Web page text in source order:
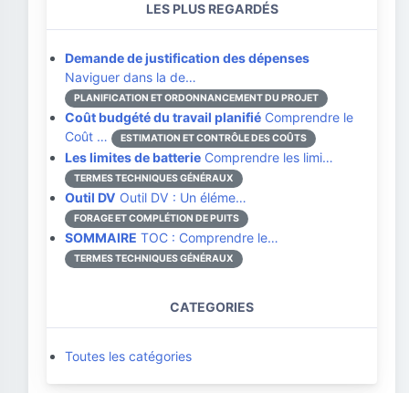
LES PLUS REGARDÉS
Demande de justification des dépenses
Naviguer dans la de…
PLANIFICATION ET ORDONNANCEMENT DU PROJET
Coût budgété du travail planifié Comprendre le
Coût …
ESTIMATION ET CONTRÔLE DES COÛTS
Les limites de batterie Comprendre les limi…
TERMES TECHNIQUES GÉNÉRAUX
Outil DV Outil DV : Un éléme…
FORAGE ET COMPLÉTION DE PUITS
SOMMAIRE TOC : Comprendre le…
TERMES TECHNIQUES GÉNÉRAUX
CATEGORIES
Toutes les catégories